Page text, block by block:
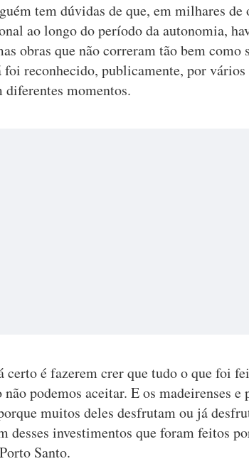
tem dúvidas de que, em milhares de
ao longo do período da autonomia,
obras que não correram tão bem como
foi reconhecido, publicamente, por
diferentes momentos.
certo é fazerem crer que tudo o que foi
podemos aceitar. E os madeirenses e
muitos deles desfrutam ou já
desses investimentos que foram feitos
Santo.